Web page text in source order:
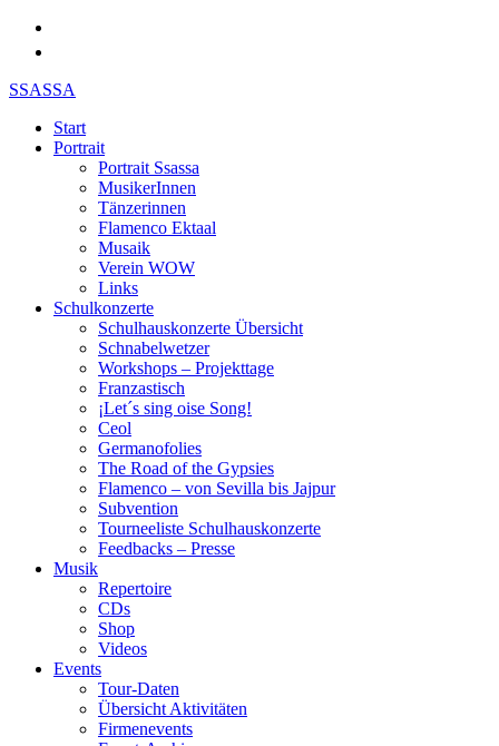
SSASSA
Start
Portrait
Portrait Ssassa
MusikerInnen
Tänzerinnen
Flamenco Ektaal
Musaik
Verein WOW
Links
Schulkonzerte
Schulhauskonzerte Übersicht
Schnabelwetzer
Workshops – Projekttage
Franzastisch
¡Let´s sing oise Song!
Ceol
Germanofolies
The Road of the Gypsies
Flamenco – von Sevilla bis Jajpur
Subvention
Tourneeliste Schulhauskonzerte
Feedbacks – Presse
Musik
Repertoire
CDs
Shop
Videos
Events
Tour-Daten
Übersicht Aktivitäten
Firmenevents